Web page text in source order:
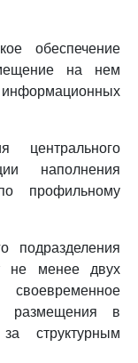
обеспечение
на нем
центрального
наполнения
профильному
подразделения
не менее двух
размещения в
структурным